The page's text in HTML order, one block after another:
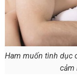
Ham muốn tình dục
cảm